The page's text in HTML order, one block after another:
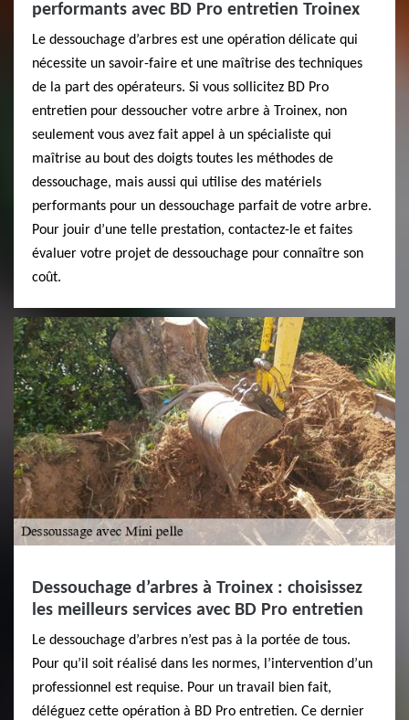
performants avec BD Pro entretien Troinex
Le dessouchage d’arbres est une opération délicate qui
nécessite un savoir-faire et une maîtrise des techniques
de la part des opérateurs. Si vous sollicitez BD Pro
entretien pour dessoucher votre arbre à Troinex, non
seulement vous avez fait appel à un spécialiste qui
maîtrise au bout des doigts toutes les méthodes de
dessouchage, mais aussi qui utilise des matériels
performants pour un dessouchage parfait de votre arbre.
Pour jouir d’une telle prestation, contactez-le et faites
évaluer votre projet de dessouchage pour connaître son
coût.
Dessouchage d’arbres à Troinex : choisissez
les meilleurs services avec BD Pro entretien
Le dessouchage d’arbres n’est pas à la portée de tous.
Pour qu’il soit réalisé dans les normes, l’intervention d’un
professionnel est requise. Pour un travail bien fait,
déléguez cette opération à BD Pro entretien. Ce dernier